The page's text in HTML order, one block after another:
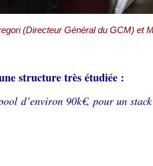
(Directeur Général du GCM) et
structure très étudiée :
d’environ 90k€, pour un